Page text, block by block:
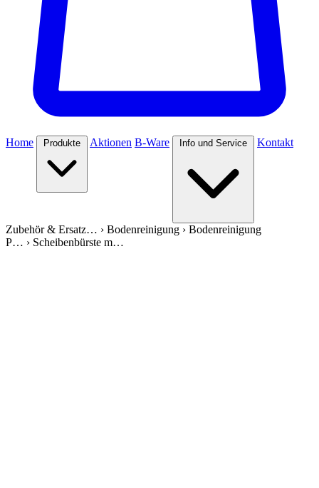
Home Produkte Aktionen B-Ware Info und Service Kontakt
Zubehör & Ersatz… › Bodenreinigung › Bodenreinigung
P… › Scheibenbürste m…